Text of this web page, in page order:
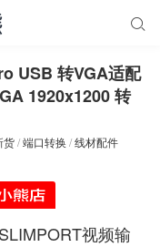

USB 转VGA适配
1920x1200 转
货/端口转换 /线材配件
视频输